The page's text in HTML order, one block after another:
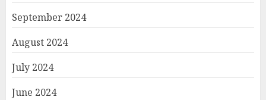
September 2024
August 2024
July 2024
June 2024